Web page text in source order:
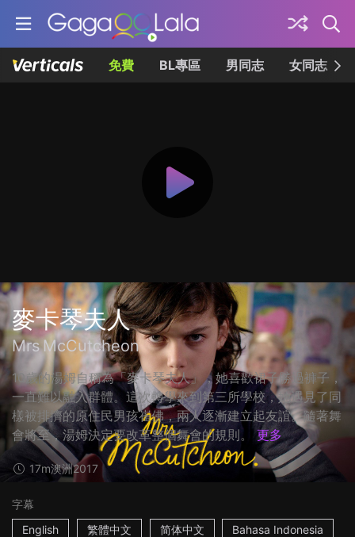
免費 BL專區 男同志 女同志
麥卡琴夫人
Mrs McCutcheon
10歲的湯姆自稱為「麥卡琴夫人」，她喜歡裙子勝過褲子，
一直難以融入群體。這次轉學來到第三所學校，她遇見了同
樣被排擠的原住民男孩崔佛，兩人逐漸建立起友誼。隨著舞
會將至，湯姆決定要改革整個舞會的規則。
更多
17m澳洲2017
字幕
English
繁體中文 简体中文 Bahasa Indonesia